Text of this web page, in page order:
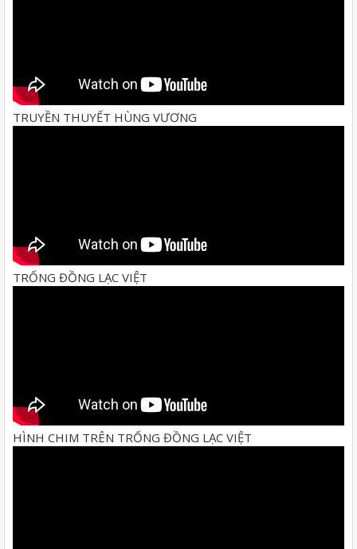
TRUYỀN THUYẾT HÙNG VƯƠNG
TRỐNG ĐỒNG LẠC VIỆT
HÌNH CHIM TRÊN TRỐNG ĐỒNG LẠC VIỆT